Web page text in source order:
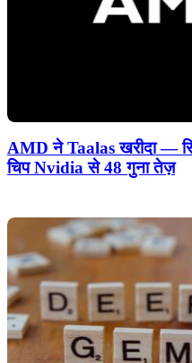
AMD ने Taalas खरीदा —
चिप Nvidia से 48 गुना तेज़